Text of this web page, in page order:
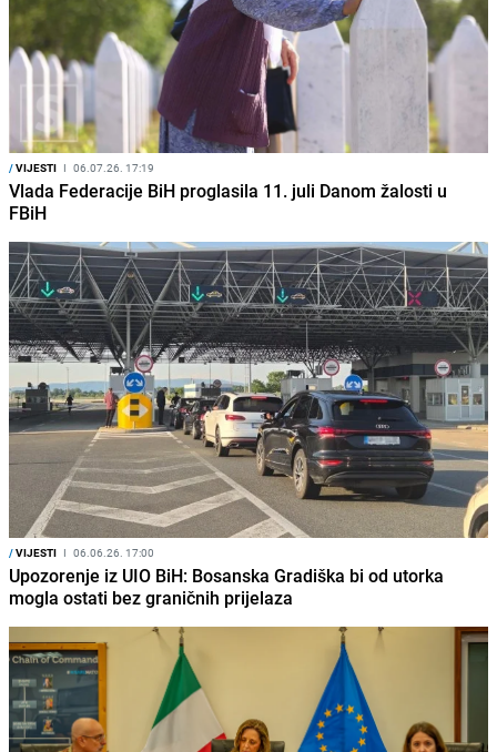
/VIJESTI I 06.07.26. 17:19
Vlada Federacije BiH proglasila 11. juli Danom žalosti u
FBiH
/VIJESTI I 06.06.26. 17:00
Upozorenje iz UIO BiH: Bosanska Gradiška bi od utorka
mogla ostati bez graničnih prijelaza